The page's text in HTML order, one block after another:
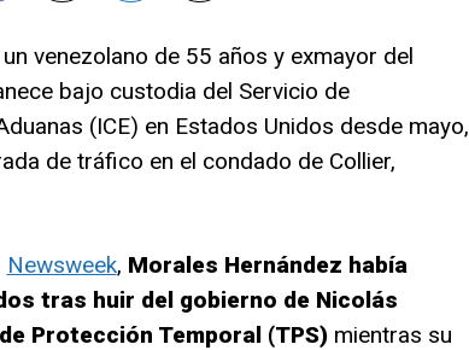
venezolano de 55 años y exmayor del
bajo custodia del Servicio de
(ICE) en Estados Unidos desde mayo,
de tráfico en el condado de Collier,
Newsweek, Morales Hernández había
tras huir del gobierno de Nicolás
Protección Temporal (TPS)mientras su